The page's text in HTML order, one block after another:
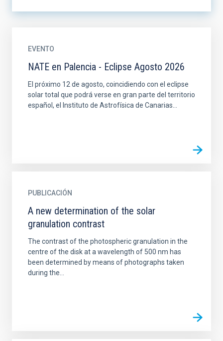
EVENTO
NATE en Palencia - Eclipse Agosto 2026
El próximo 12 de agosto, coincidiendo con el eclipse
solar total que podrá verse en gran parte del territorio
español, el Instituto de Astrofísica de Canarias...
PUBLICACIÓN
A new determination of the solar
granulation contrast
The contrast of the photospheric granulation in the
centre of the disk at a wavelength of 500 nm has
been determined by means of photographs taken
during the...